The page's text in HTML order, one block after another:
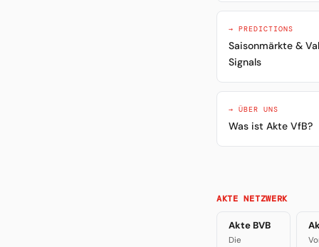
→ PREDICTIONS
Saisonmärkte &
Signals
→ ÜBER UNS
Was ist Akte VfB?
AKTE NETZWERK
Akte BVB
Die